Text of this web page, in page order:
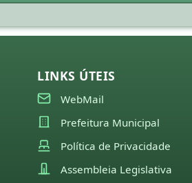
LINKS ÚTEIS
WebMail
Prefeitura Municipal
Política de Privacidade
Assembleia Legislativa